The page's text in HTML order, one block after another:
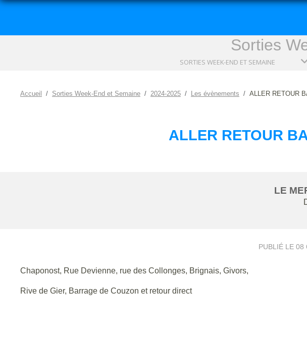
Sorties
SORTIES WEEK-END ET SEMAINE
Accueil Sorties Week-End et Semaine 2024-2025 Les évènements ALLER RETOUR
ALLER RETOUR
LE
PUBLIÉ LE 08
Chaponost, Rue Devienne, rue des Collonges, Brignais, Givors,
Rive de Gier, Barrage de Couzon et retour direct